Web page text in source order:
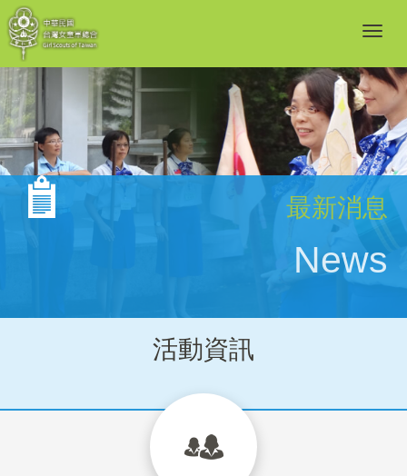
最新消息
News
活動資訊